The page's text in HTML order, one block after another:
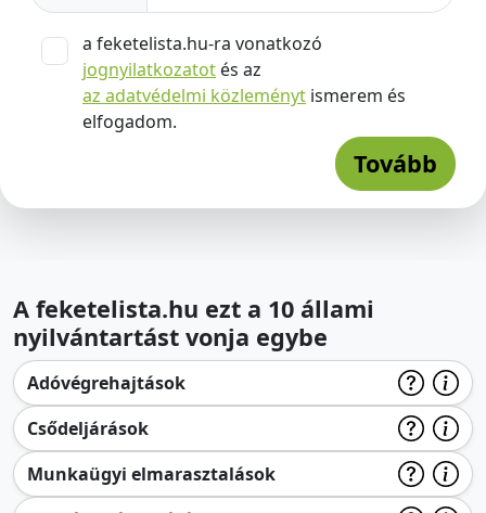
a feketelista.hu-ra vonatkozó
jognyilatkozatot és az
az adatvédelmi közleményt ismerem és
elfogadom.
Tovább
A feketelista.hu ezt a 10 állami
nyilvántartást vonja egybe
Adóvégrehajtások
Csődeljárások
Munkaügyi elmarasztalások